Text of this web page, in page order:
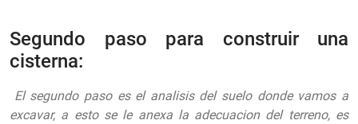
Segundo paso para construir una
cisterna:
El segundo paso es el analisis del suelo donde vamos a
excavar, a esto se le anexa la adecuacion del terreno, es